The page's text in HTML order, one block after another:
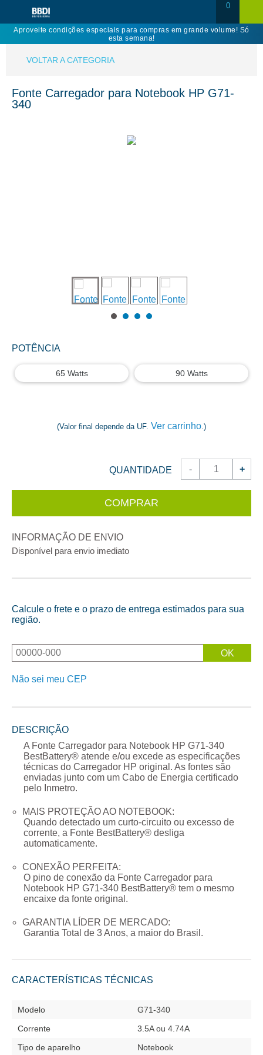
0
Aproveite condições especiais para compras em grande volume! Só
esta semana!
VOLTAR A CATEGORIA
Fonte Carregador para Notebook HP G71-
340
POTÊNCIA
65 Watts 90 Watts
(Valor final depende da UF. Ver carrinho.)
QUANTIDADE - +
COMPRAR
INFORMAÇÃO DE ENVIO
Disponível para envio imediato
Calcule o frete e o prazo de entrega estimados para sua
região.
Não sei meu CEP
DESCRIÇÃO
A Fonte Carregador para Notebook HP G71-340
BestBattery® atende e/ou excede as especificações
técnicas do Carregador HP original. As fontes são
enviadas junto com um Cabo de Energia certificado
pelo Inmetro.
MAIS PROTEÇÃO AO NOTEBOOK:
Quando detectado um curto-circuito ou excesso de
corrente, a Fonte BestBattery® desliga
automaticamente.
CONEXÃO PERFEITA:
O pino de conexão da Fonte Carregador para
Notebook HP G71-340 BestBattery® tem o mesmo
encaixe da fonte original.
GARANTIA LÍDER DE MERCADO:
Garantia Total de 3 Anos, a maior do Brasil.
CARACTERÍSTICAS TÉCNICAS
Modelo
G71-340
Corrente
3.5A ou 4.74A
Tipo de aparelho
Notebook